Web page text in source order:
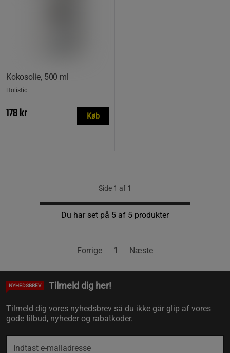
Kokosolie, 500 ml
Holistic
178 kr Køb
Side 1 af 1
Du har set på 5 af 5 produkter
Forrige 1 Næste
NYHEDSBREV Tilmeld dig her!
Tilmeld dig vores nyhedsbrev så du ikke går glip af vores
gode tilbud, nyheder og rabatkoder.